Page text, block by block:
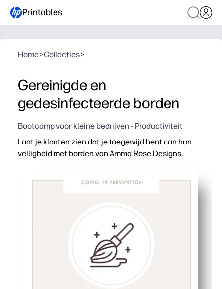
Printables
Home>Collecties>
Gereinigde en
gedesinfecteerde borden
Bootcamp voor kleine bedrijven - Productiviteit
Laat je klanten zien dat je toegewijd bent aan hun
veiligheid met borden van Amma Rose Designs.